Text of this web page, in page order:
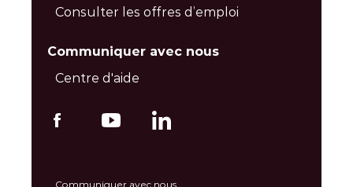
Consulter les offres d’emploi
Communiquer avec nous
Centre d'aide
Communiquer avec nous